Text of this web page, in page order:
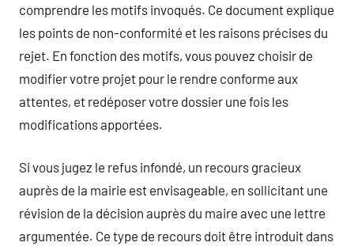
comprendre les motifs invoqués. Ce document explique
les points de non-conformité et les raisons précises du
rejet. En fonction des motifs, vous pouvez choisir de
modifier votre projet pour le rendre conforme aux
attentes, et redéposer votre dossier une fois les
modifications apportées.
Si vous jugez le refus infondé, un recours gracieux
auprès de la mairie est envisageable, en sollicitant une
révision de la décision auprès du maire avec une lettre
argumentée. Ce type de recours doit être introduit dans